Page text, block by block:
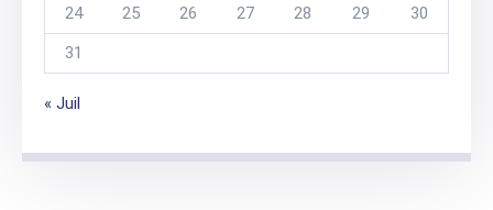
24
25 26 27 28 29
30
31
« Juil